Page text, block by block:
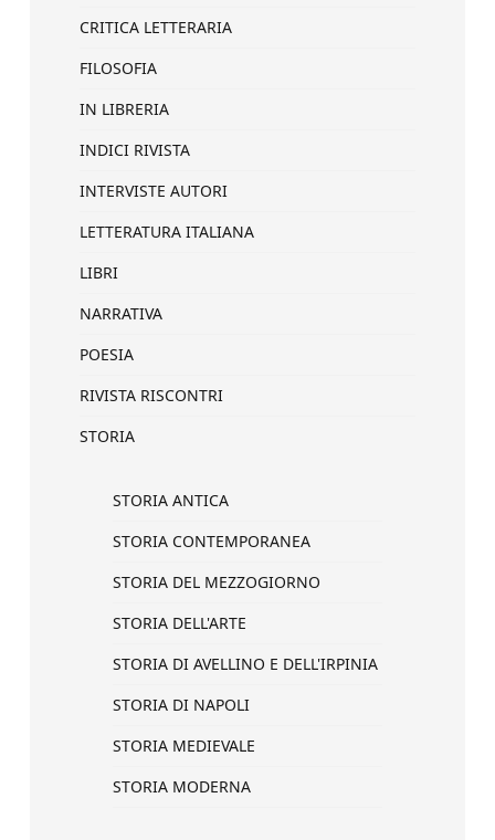
CRITICA LETTERARIA
FILOSOFIA
IN LIBRERIA
INDICI RIVISTA
INTERVISTE AUTORI
LETTERATURA ITALIANA
LIBRI
NARRATIVA
POESIA
RIVISTA RISCONTRI
STORIA
STORIA ANTICA
STORIA CONTEMPORANEA
STORIA DEL MEZZOGIORNO
STORIA DELL'ARTE
STORIA DI AVELLINO E DELL'IRPINIA
STORIA DI NAPOLI
STORIA MEDIEVALE
STORIA MODERNA